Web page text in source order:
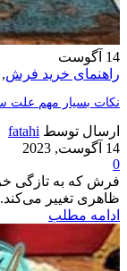
14 آگوست
راهنمای خرید فرش,
نکات بسیار مهم
ارسال توسط fatahi
14 آگوست, 2023
0
فرش که به تازگی
ظاهری تغییر
ادامه مطلب